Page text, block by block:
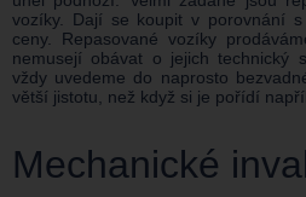
vozíky. Dají se koupit v porovnání
ceny. Repasované vozíky
nemusejí obávat o jejich technický
vždy uvedeme do naprosto
větší jistotu, než když si je pořídí
Mechanické